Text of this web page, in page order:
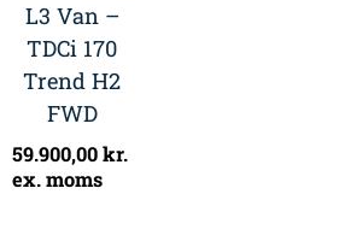
L3 Van –
TDCi 170
Trend H2
FWD
59.900,00kr.
ex. moms